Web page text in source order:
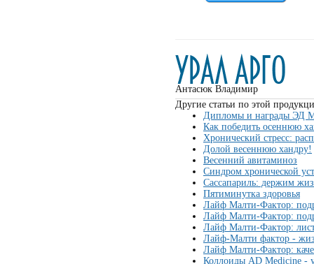
Антасюк Владимир
Другие статьи по этой
Дипломы и награды ЭД
Как победить осеннюю
Хронический стресс:
Долой весеннюю хандру!
Весенний авитаминоз
Синдром хронической
Сассапариль: держим
Пятиминутка здоровья
Лайф Малти-Фактор:
Лайф Малти-Фактор:
Лайф Малти-Фактор:
Лайф-Малти фактор -
Лайф Малти-Фактор:
Коллоиды AD Medicine -